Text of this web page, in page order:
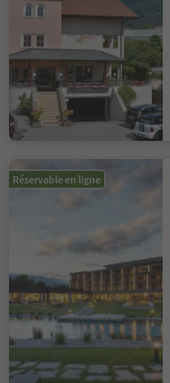
Réservable en ligne